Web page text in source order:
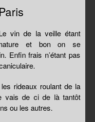
Paris
vin de la veille étant
et bon on se
Enfin frais n’étant pas
rideaux roulant de la
vais de ci de là tantôt
ou les autres.